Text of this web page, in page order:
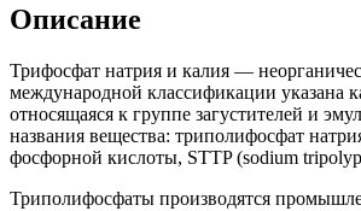
Описание
Трифосфат натрия и калия —
международной классификации указана
относящаяся к группе загустителей и
названия вещества: триполифосфат
фосфорной кислоты, STTP (sodium
Триполифосфаты производятся